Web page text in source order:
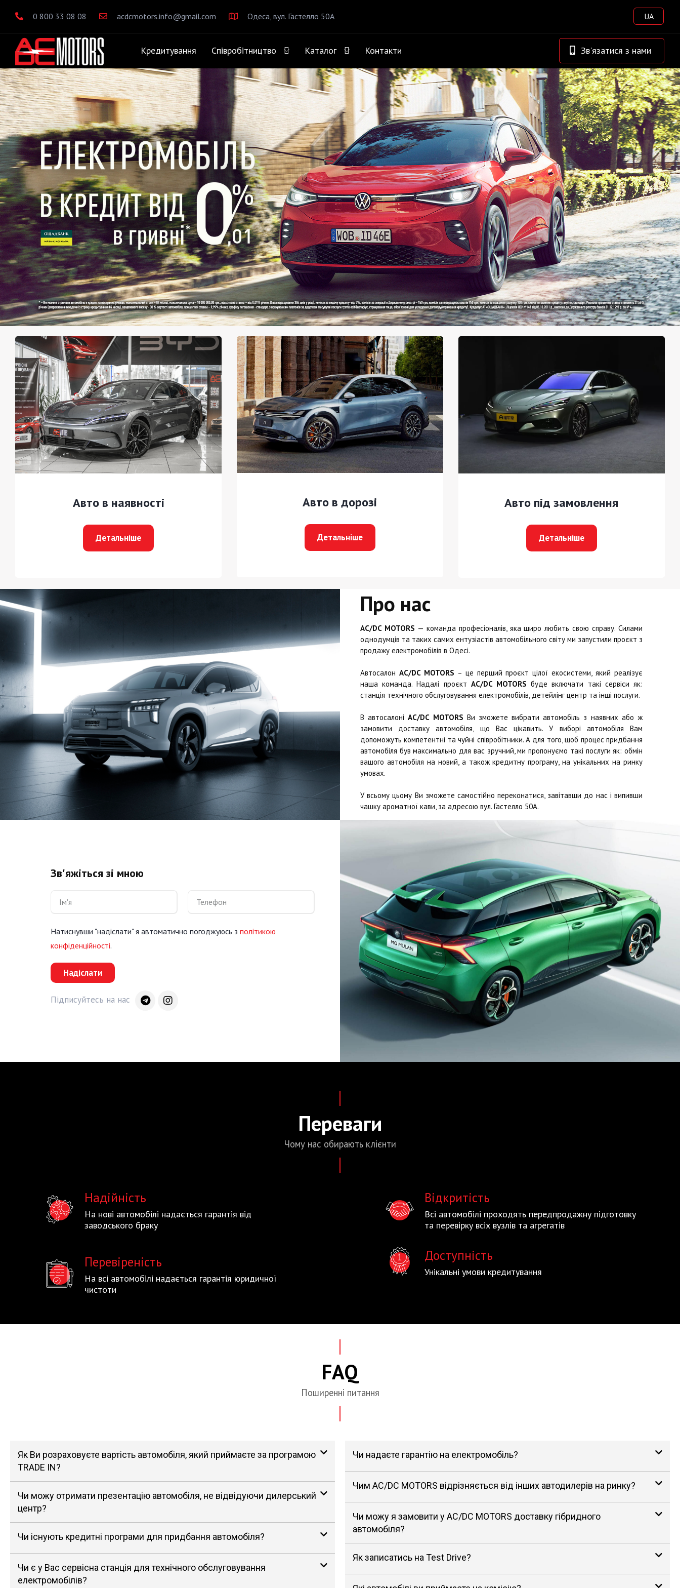
0 800 33 08 08 acdcmotors.info@gmail.com Одеса, вул. Гастелло 50А UA
Кредитування Співробітництво Каталог Контакти Зв'язатися з нами
Авто в наявності
Детальніше
Авто в дорозі
Детальніше
Авто під замовлення
Детальніше
Про нас
AC/DC MOTORS — команда професіоналів, яка щиро любить свою справу. Силами
однодумців та таких самих ентузіастів автомобільного світу ми запустили проєкт з
продажу електромобілів в Одесі.
Автосалон AC/DC MOTORS – це перший проєкт цілої екосистеми, який реалізує
наша команда. Надалі проєкт AC/DC MOTORS буде включати такі сервіси як:
станція технічного обслуговування електромобілів, детейлінг центр та інші послуги.
В автосалоніAC/DC MOTORS Ви зможете вибрати автомобіль з наявних або ж
замовити доставку автомобіля, що Вас цікавить. У виборі автомобіля Вам
допоможуть компетентні та чуйні співробітники. А для того, щоб процес придбання
автомобіля був максимально для вас зручний, ми пропонуємо такі послуги як: обмін
вашого автомобіля на новий, а також кредитну програму, на унікальних на ринку
умовах.
У всьому цьому Ви зможете самостійно переконатися, завітавши до нас і випивши
чашку ароматної кави, за адресою вул. Гастелло 50А.
Зв'яжіться зі мною
Натиснувши "надіслати" я автоматично погоджуюсь з політикою
конфіденційності.
Надіслати
Підписуйтесь на нас
Переваги
Чому нас обираютьклієнти
Надійність
На нові автомобілі надається гарантія від
заводського браку
Перевіреність
На всі автомобілі надається гарантія юридичної
чистоти
Відкритість
Всі автомобілі проходять передпродажну підготовку
та перевірку всіх вузлів та агрегатів
Доступність
Унікальні умови кредитування
FAQ
Поширенні питання
Як Ви розраховуєте вартість автомобіля, який приймаєте за програмою
TRADE IN?
Чи можу отримати презентацію автомобіля, не відвідуючи дилерський
центр?
Чи існують кредитні програми для придбання автомобіля?
Чи є у Вас сервісна станція для технічного обслуговування
електромобілів?
Чи надаєте гарантію на електромобіль?
Чим AC/DC MOTORS відрізняється від інших автодилерів на ринку?
Чи можу я замовити у AC/DC MOTORS доставку гібридного
автомобіля?
Як записатись на Test Drive?